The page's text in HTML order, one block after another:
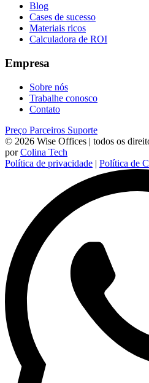
Blog
Cases de sucesso
Materiais ricos
Calculadora de ROI
Empresa
Sobre nós
Trabalhe conosco
Contato
Preço Parceiros Suporte
© 2026 Wise Offices | todos os
porColina Tech
Política de privacidade | Política de